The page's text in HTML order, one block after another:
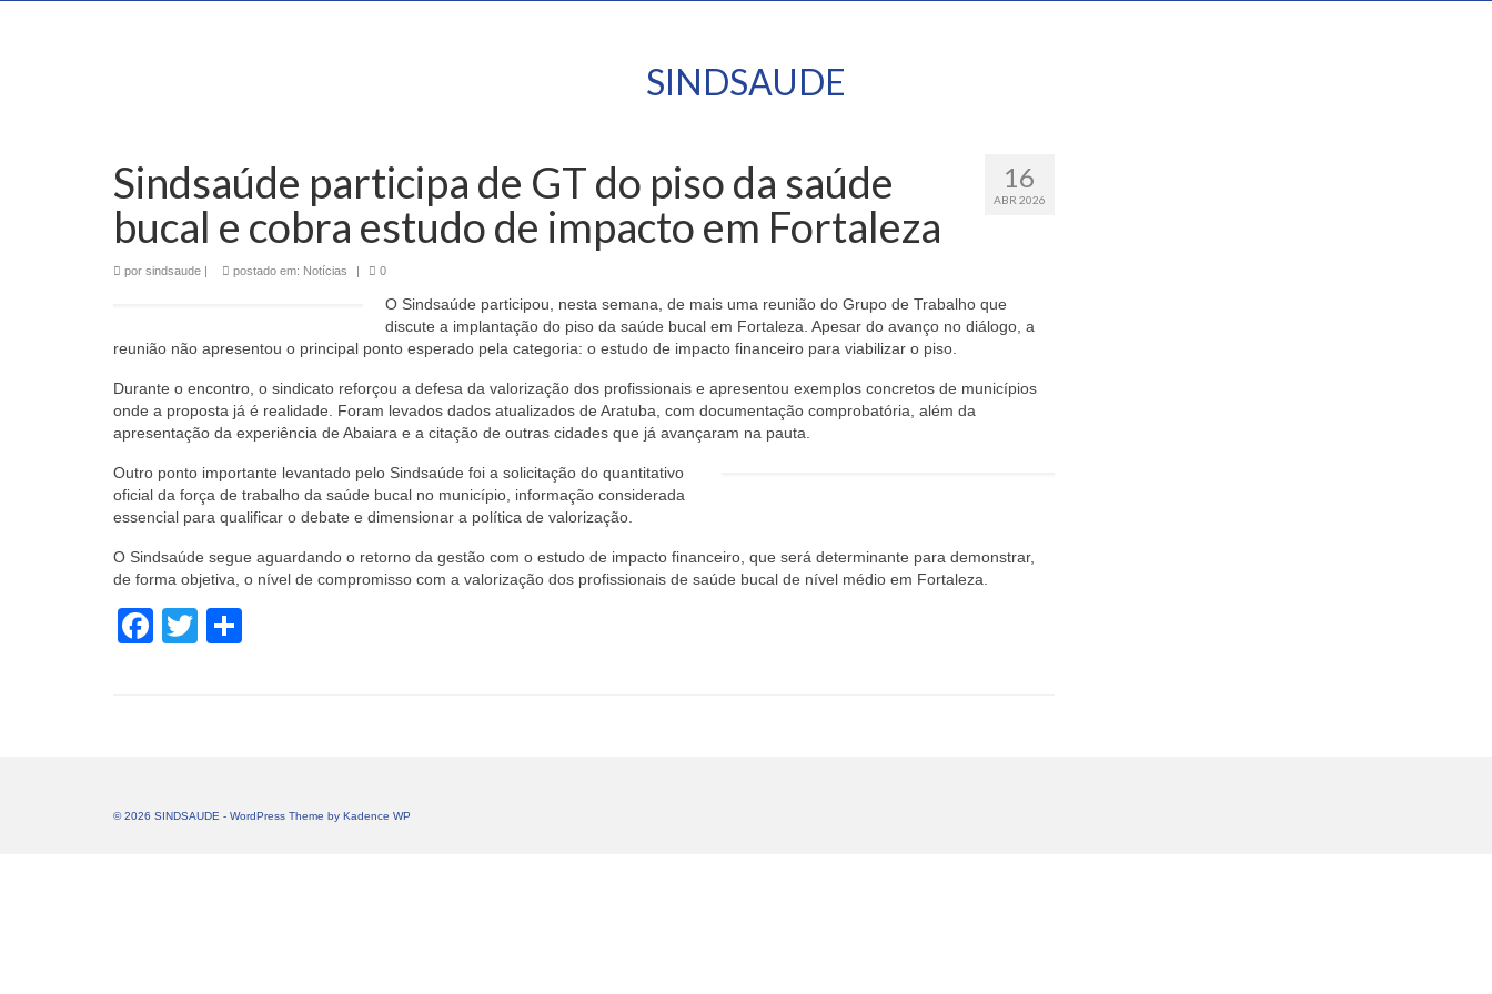
SINDSAUDE
16
ABR 2026
Sindsaúde participa de GT do piso da saúde
bucal e cobra estudo de impacto em Fortaleza
por sindsaude | postado em: Notícias | 0
O Sindsaúde participou, nesta semana, de mais uma reunião do Grupo de Trabalho que
discute a implantação do piso da saúde bucal em Fortaleza. Apesar do avanço no diálogo, a
reunião não apresentou o principal ponto esperado pela categoria: o estudo de impacto financeiro para viabilizar o piso.
Durante o encontro, o sindicato reforçou a defesa da valorização dos profissionais e apresentou exemplos concretos de municípios
onde a proposta já é realidade. Foram levados dados atualizados de Aratuba, com documentação comprobatória, além da
apresentação da experiência de Abaiara e a citação de outras cidades que já avançaram na pauta.
Outro ponto importante levantado pelo Sindsaúde foi a solicitação do quantitativo
oficial da força de trabalho da saúde bucal no município, informação considerada
essencial para qualificar o debate e dimensionar a política de valorização.
O Sindsaúde segue aguardando o retorno da gestão com o estudo de impacto financeiro, que será determinante para demonstrar,
de forma objetiva, o nível de compromisso com a valorização dos profissionais de saúde bucal de nível médio em Fortaleza.
Facebook
Twitter
© 2026 SINDSAUDE - WordPress Theme by Kadence WP